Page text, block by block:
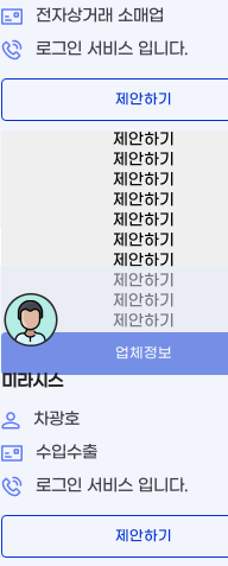
전자상거래 소매업
로그인 서비스 입니다.
제안하기
제안하기
제안하기
제안하기
제안하기
제안하기
제안하기
제안하기
제안하기
제안하기
제안하기
업체정보
미라시스
차광호
수입수출
로그인 서비스 입니다.
제안하기